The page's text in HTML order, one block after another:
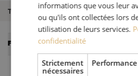
Type de produit Test
Fiches techniques
informations que vous leur
ou qu'ils ont collectées lors
utilisation de leurs services.
confidentialité
Strictement
nécessaires
Performance